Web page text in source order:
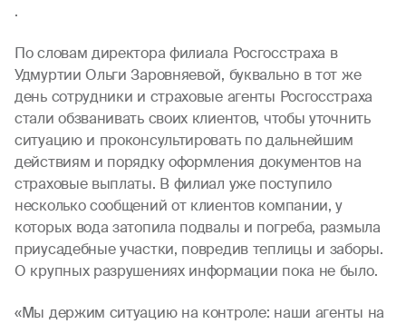
.
По словам директора филиала Росгосстраха в
Удмуртии Ольги Заровняевой, буквально в тот же
день сотрудники и страховые агенты Росгосстраха
стали обзванивать своих клиентов, чтобы уточнить
ситуацию и проконсультировать по дальнейшим
действиям и порядку оформления документов на
страховые выплаты. В филиал уже поступило
несколько сообщений от клиентов компании, у
которых вода затопила подвалы и погреба, размыла
приусадебные участки, повредив теплицы и заборы.
О крупных разрушениях информации пока не было.
«Мы держим ситуацию на контроле: наши агенты на